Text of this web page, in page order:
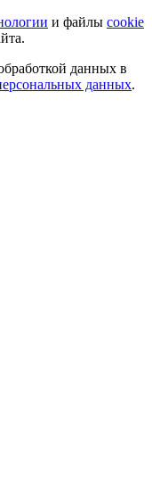
и файлы cookie
данных в
данных.